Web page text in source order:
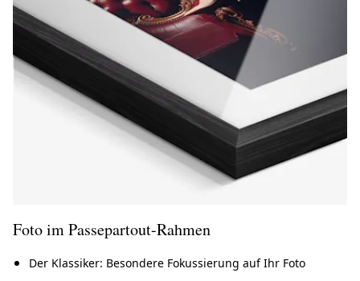
Foto im Passepartout-Rahmen
Der Klassiker: Besondere Fokussierung auf Ihr Foto